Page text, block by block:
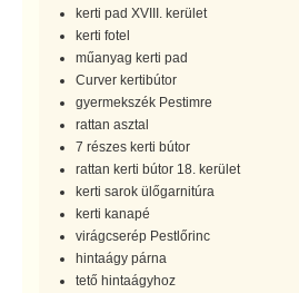
kerti pad XVIII. kerület
kerti fotel
műanyag kerti pad
Curver kertibútor
gyermekszék Pestimre
rattan asztal
7 részes kerti bútor
rattan kerti bútor 18. kerület
kerti sarok ülőgarnitúra
kerti kanapé
virágcserép Pestlőrinc
hintaágy párna
tető hintaágyhoz